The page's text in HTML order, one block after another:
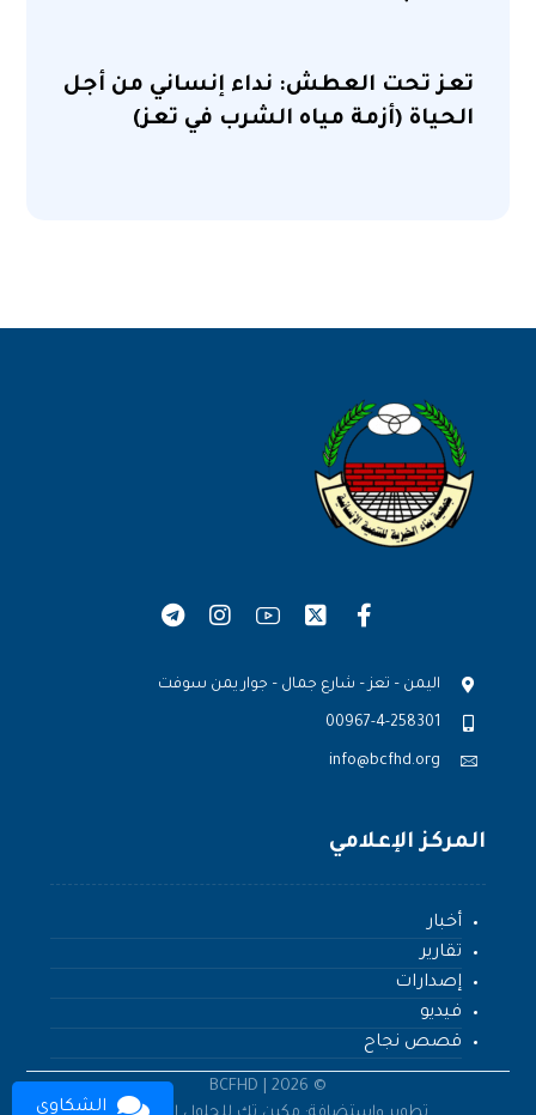
تعز تحت العطش: نداء إنساني من أجل
الحياة (أزمة مياه الشرب في تعز)
اليمن – تعز – شارع جمال – جوار يمن سوفت
00967-4-258301
info@bcfhd.org
المركز الإعلامي
أخبار
تقارير
إصدارات
فيديو
قصص نجاح
© 2026 | BCFHD
الشكاوى